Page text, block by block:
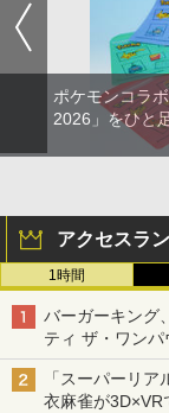
ポケモンコラ
2026」をひと
アクセスラ
1時間
バーガーキング
ティ ザ・ワン
「特製ガーリッ
「スーパーリ
衣麻雀が3D×VR